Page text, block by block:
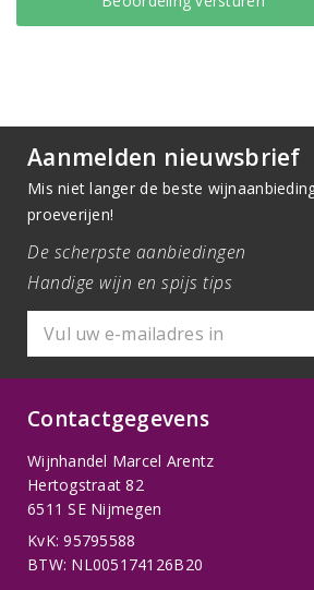
Aanmelden nieuwsbrief
Mis niet langer de beste
proeverijen!
De scherpste aanbiedingen
Handige wijn en spijs tips
Contactgegevens
Wijnhandel Marcel Arentz
Hertogstraat 82
6511 SE Nijmegen
KvK: 95795588
BTW: NL005174126B20